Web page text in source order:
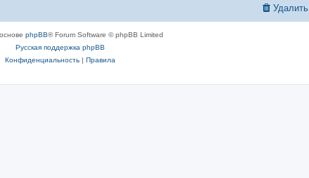
phpBB® Forum Software © phpBB Limited
Русская поддержка phpBB
Конфиденциальность| Правила